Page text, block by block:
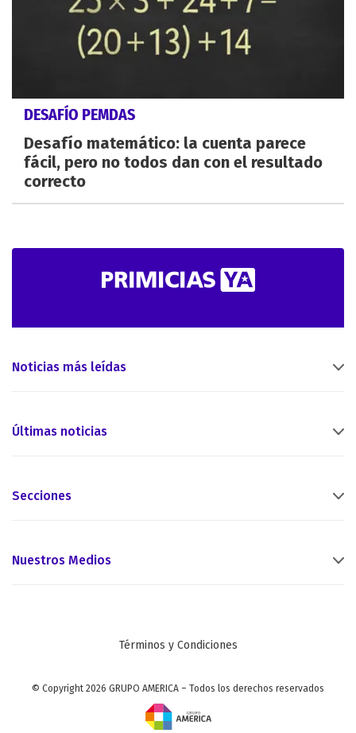
DESAFÍO PEMDAS
Desafío matemático: la cuenta parece
fácil, pero no todos dan con el resultado
correcto
Noticias más leídas
Últimas noticias
Secciones
Nuestros Medios
Términos y Condiciones
© Copyright 2026 GRUPO AMERICA – Todos los derechos reservados